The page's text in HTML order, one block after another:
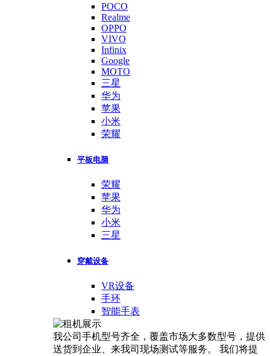
POCO
Realme
OPPO
VIVO
Infinix
Google
MOTO
三星
华为
苹果
小米
荣耀
平板电脑
荣耀
苹果
华为
小米
三星
穿戴设备
VR设备
手环
智能手表
我公司手机型号齐全，覆盖市场大多数型号，提供
送货到企业、来我司现场测试等服务。 我们将提